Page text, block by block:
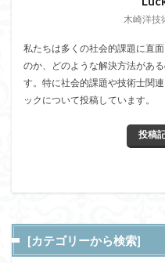
木崎洋技
私たちは多くの社会的課題に直
のか、どのような解決方法があ
す。特に社会的課題や技術士関
ックについて投稿しています。
投稿
[カテゴリーから検索]